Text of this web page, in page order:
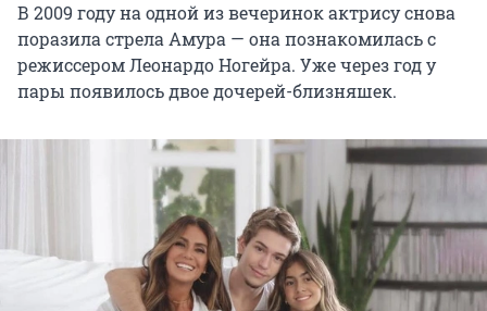
В 2009 году на одной из вечеринок актрису снова
поразила стрела Амура — она познакомилась с
режиссером Леонардо Ногейра. Уже через год у
пары появилось двое дочерей-близняшек.